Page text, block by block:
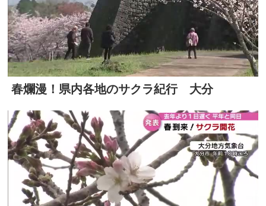
春爛漫！県内各地のサクラ紀行 大分